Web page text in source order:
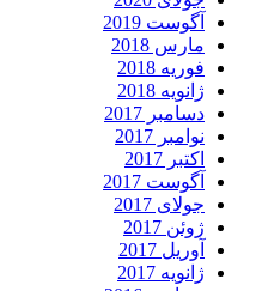
آگوست 2019
مارس 2018
فوریه 2018
ژانویه 2018
دسامبر 2017
نوامبر 2017
اکتبر 2017
آگوست 2017
جولای 2017
ژوئن 2017
آوریل 2017
ژانویه 2017